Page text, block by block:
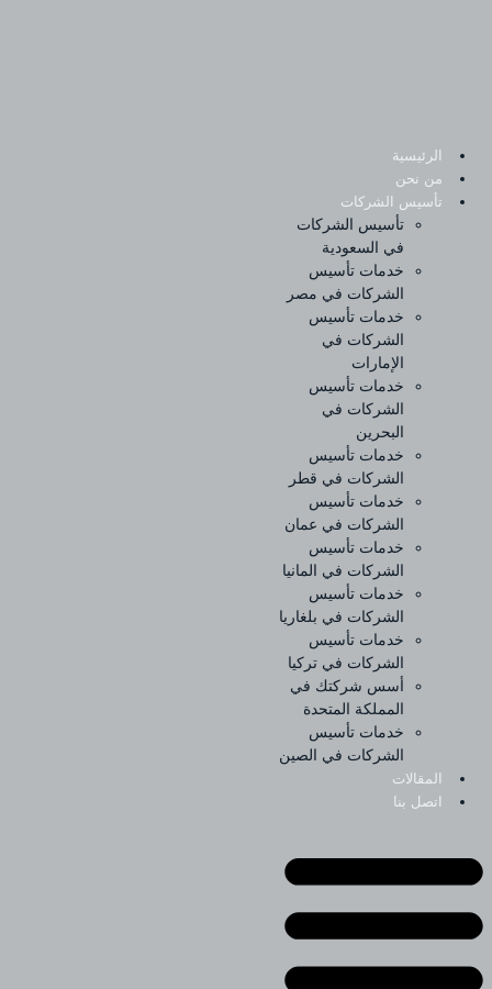
الرئيسية
من نحن
تأسيس الشركات
تأسيس الشركات
في السعودية
خدمات تأسيس
الشركات في مصر
خدمات تأسيس
الشركات في
الإمارات
خدمات تأسيس
الشركات في
البحرين
خدمات تأسيس
الشركات في قطر
خدمات تأسيس
الشركات في عمان
خدمات تأسيس
الشركات في المانيا
خدمات تأسيس
الشركات في بلغاريا
خدمات تأسيس
الشركات في تركيا
أسس شركتك في
المملكة المتحدة
خدمات تأسيس
الشركات في الصين
المقالات
اتصل بنا